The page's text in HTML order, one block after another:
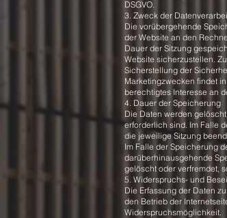
DSGVO.
3. Zweck der
Die vorübergehende
der Website an den
Dauer der Sitzung
Website sicherzustellen.
Sicherstellung der
Marketingzwecken findet
berechtigtes Interesse an
4. Dauer der Speicherung
Die Daten werden
erforderlich sind. Im Falle
die jeweilige Sitzung
Im Falle der Speicherung
darüberhinausgehende
gelöscht oder verfremdet,
5. Widerspruchs- und
Die Erfassung der Daten
den Betrieb der
Widerspruchsmöglichkeit.